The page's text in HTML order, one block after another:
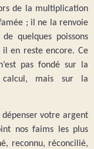
de la multiplication
; il ne la renvoie
quelques poissons
en reste encore. Ce
pas fondé sur la
mais sur la
dépenser votre argent
nos faims les plus
reconnu, réconcilié,